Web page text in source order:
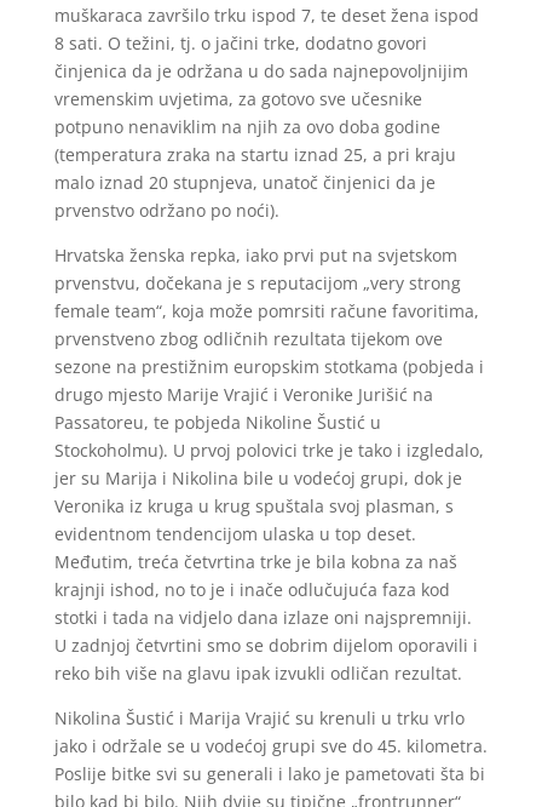
muškaraca završilo trku ispod 7, te deset žena ispod
8 sati. O težini, tj. o jačini trke, dodatno govori
činjenica da je održana u do sada najnepovoljnijim
vremenskim uvjetima, za gotovo sve učesnike
potpuno nenaviklim na njih za ovo doba godine
(temperatura zraka na startu iznad 25, a pri kraju
malo iznad 20 stupnjeva, unatoč činjenici da je
prvenstvo održano po noći).
Hrvatska ženska repka, iako prvi put na svjetskom
prvenstvu, dočekana je s reputacijom „very strong
female team“, koja može pomrsiti račune favoritima,
prvenstveno zbog odličnih rezultata tijekom ove
sezone na prestižnim europskim stotkama (pobjeda i
drugo mjesto Marije Vrajić i Veronike Jurišić na
Passatoreu, te pobjeda Nikoline Šustić u
Stockoholmu). U prvoj polovici trke je tako i izgledalo,
jer su Marija i Nikolina bile u vodećoj grupi, dok je
Veronika iz kruga u krug spuštala svoj plasman, s
evidentnom tendencijom ulaska u top deset.
Međutim, treća četvrtina trke je bila kobna za naš
krajnji ishod, no to je i inače odlučujuća faza kod
stotki i tada na vidjelo dana izlaze oni najspremniji.
U zadnjoj četvrtini smo se dobrim dijelom oporavili i
reko bih više na glavu ipak izvukli odličan rezultat.
Nikolina Šustić i Marija Vrajić su krenuli u trku vrlo
jako i održale se u vodećoj grupi sve do 45. kilometra.
Poslije bitke svi su generali i lako je pametovati šta bi
bilo kad bi bilo. Njih dvije su tipične „frontrunner“